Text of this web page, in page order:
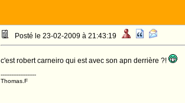
Posté le 23-02-2009 à 21:43:19
c'est robert carneiro qui est avec son apn derrière ?!
--------------------
Thomas.F